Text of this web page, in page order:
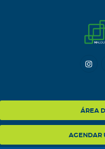
ÁREA
AGENDAR
NA MÍDIA
BLOG
CONTATO